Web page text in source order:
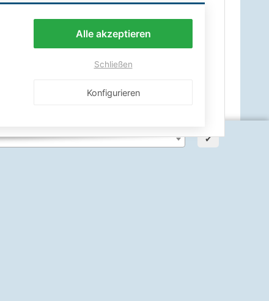
✔
Alle akzeptieren
Schließen
Konfigurieren